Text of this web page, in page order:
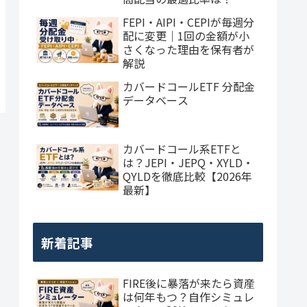
FEPI・AIPI・CEPIが毎週分
配に変更｜1回の金額が小
さくなった理由を保有者が
解説
カバードコールETF 分配金
データベース
カバードコール系ETFと
は？JEPI・JEPQ・XYLD・
QYLDを徹底比較【2026年
最新】
新着記事
FIRE後に暴落が来たら資産
は何年もつ？自作シミュレ